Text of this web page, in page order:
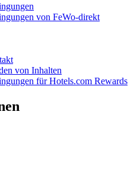
von FeWo-direkt
von Inhalten
für Hotels.com Rewards